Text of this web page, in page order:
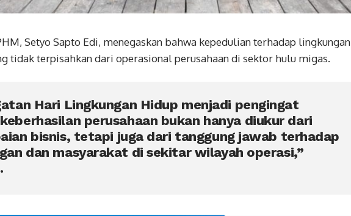
Setyo Sapto Edi, menegaskan bahwa kepedulian terhadap lingkungan
tidak terpisahkan dari operasional perusahaan di sektor hulu migas.
Hari Lingkungan Hidup menjadi pengingat
perusahaan bukan hanya diukur dari
bisnis, tetapi juga dari tanggung jawab terhadap
dan masyarakat di sekitar wilayah operasi,”